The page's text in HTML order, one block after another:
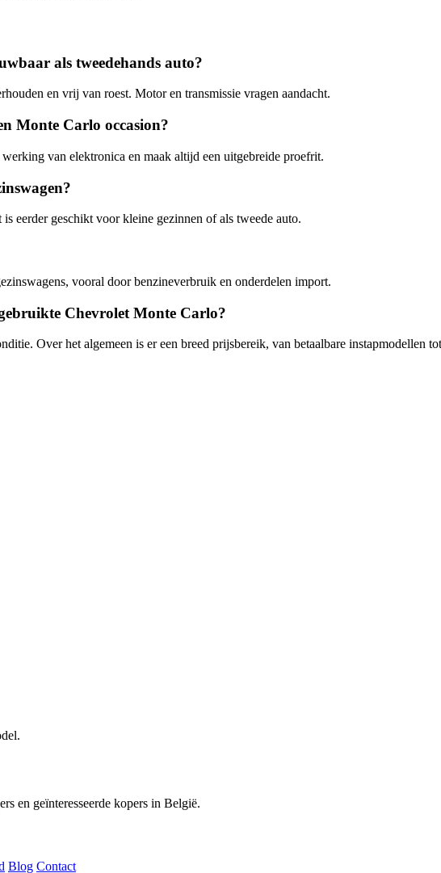
als tweedehands auto?
en vrij van roest. Motor en transmissie vragen aandacht.
Monte Carlo occasion?
van elektronica en maak altijd een uitgebreide proefrit.
eerder geschikt voor kleine gezinnen of als tweede auto.
vooral door benzineverbruik en onderdelen import.
Chevrolet Monte Carlo?
Over het algemeen is er een breed prijsbereik, van betaalbare instapmodellen
en geïnteresseerde kopers in België.
Blog Contact